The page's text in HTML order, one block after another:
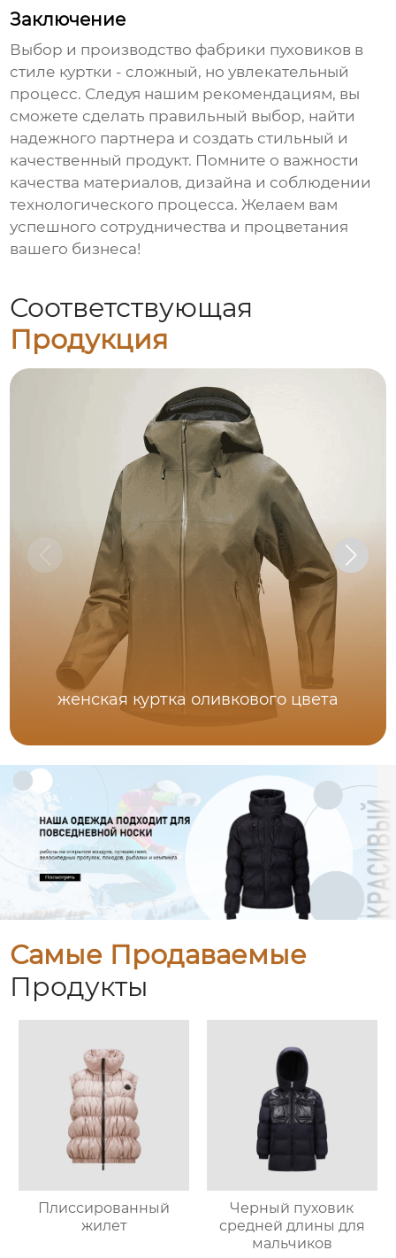
Заключение
Выбор и производство фабрики пуховиков в
стиле куртки - сложный, но увлекательный
процесс. Следуя нашим рекомендациям, вы
сможете сделать правильный выбор, найти
надежного партнера и создать стильный и
качественный продукт. Помните о важности
качества материалов, дизайна и соблюдении
технологического процесса. Желаем вам
успешного сотрудничества и процветания
вашего бизнеса!
Соответствующая
Продукция
женская куртка оливкового цвета
Самые Продаваемые
Продукты
Плиссированный
жилет
Черный пуховик
средней длины для
мальчиков